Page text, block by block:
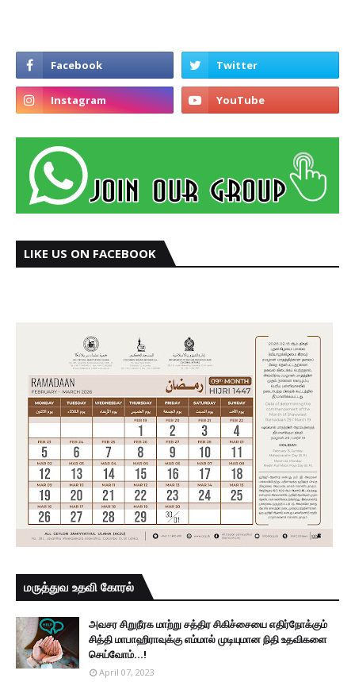
LIKE US ON FACEBOOK
மருத்துவ உதவி கோரல்
அவசர சிறுநீரக மாற்று சத்திர சிகிச்சையை எதிர்நோக்கும்
சித்தி மாபாஹிராவுக்கு எம்மால் முடியுமான நிதி உதவிகளை
செய்வோம்...!
April 07, 2023